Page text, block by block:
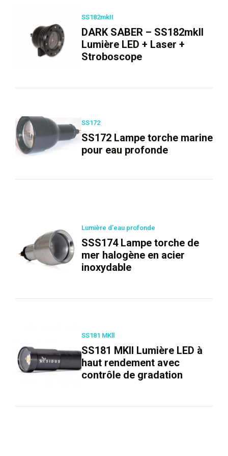
SS182mkII
DARK SABER – SS182mkII
Lumière LED + Laser +
Stroboscope
SS172
SS172 Lampe torche marine
pour eau profonde
Lumière d’eau profonde
SSS174 Lampe torche de
mer halogène en acier
inoxydable
SS181 MKll
SS181 MKll Lumière LED à
haut rendement avec
contrôle de gradation